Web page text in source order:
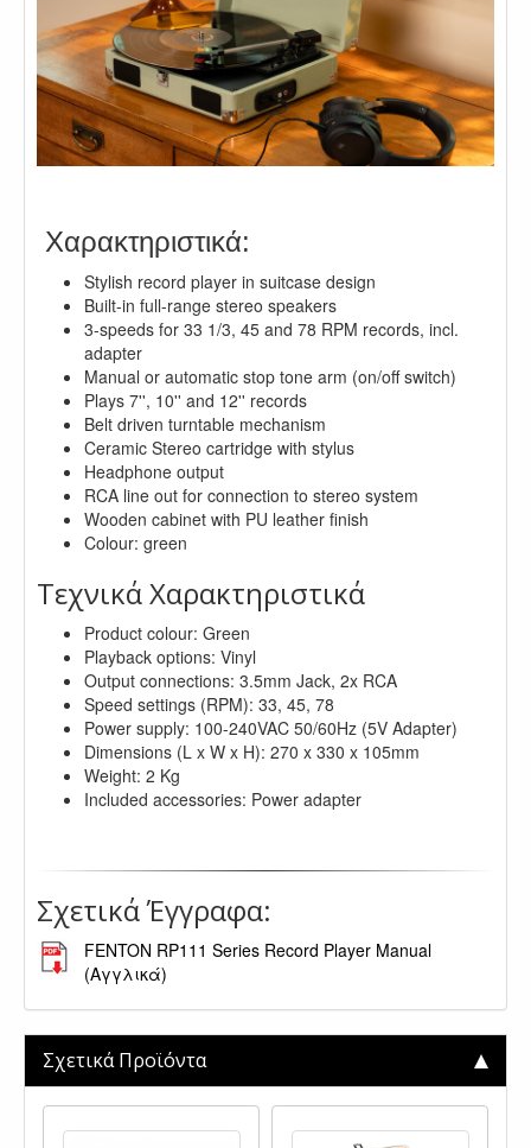
Χαρακτηριστικά:
Stylish record player in suitcase design
Built-in full-range stereo speakers
3-speeds for 33 1/3, 45 and 78 RPM records, incl.
adapter
Manual or automatic stop tone arm (on/off switch)
Plays 7'', 10'' and 12'' records
Belt driven turntable mechanism
Ceramic Stereo cartridge with stylus
Headphone output
RCA line out for connection to stereo system
Wooden cabinet with PU leather finish
Colour: green
Τεχνικά Χαρακτηριστικά
Product colour: Green
Playback options: Vinyl
Output connections: 3.5mm Jack, 2x RCA
Speed settings (RPM): 33, 45, 78
Power supply: 100-240VAC 50/60Hz (5V Adapter)
Dimensions (L x W x H): 270 x 330 x 105mm
Weight: 2 Kg
Included accessories: Power adapter
Σχετικά Έγγραφα:
FENTON RP111 Series Record Player Manual
(Αγγλικά)
Σχετικά Προϊόντα